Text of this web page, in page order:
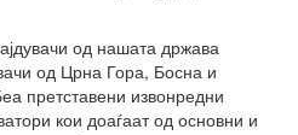
од нашата држава
од Црна Гора, Босна и
претставени извонредни
кои доаѓаат од основни и